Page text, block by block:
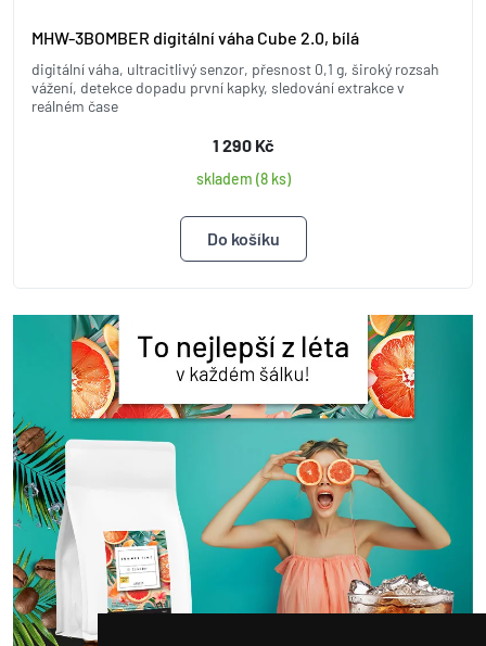
MHW-3BOMBER digitální váha Cube 2.0, bílá
digitální váha, ultracitlivý senzor, přesnost 0,1 g, široký rozsah
vážení, detekce dopadu první kapky, sledování extrakce v
reálném čase
1 290 Kč
skladem (8 ks)